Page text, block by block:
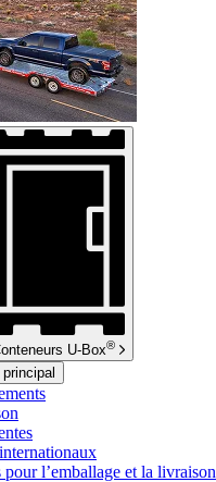
U-Box®
pour l’emballage et la livraison